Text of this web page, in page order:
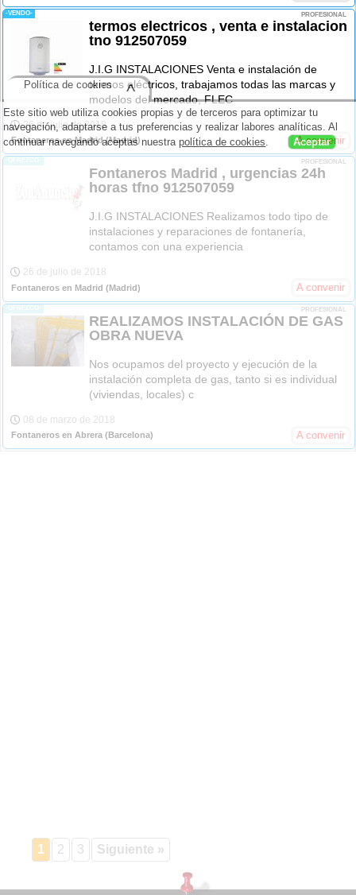
-VENDO- PROFESIONAL
termos electricos , venta e instalacion
tno 912507059
J.I.G INSTALACIONES Venta e instalación de
termos eléctricos, trabajamos todas las marcas y
modelos del mercado, FLEC
26 de julio de 2018
Fontaneros en Madrid(Madrid) A convenir
PROFESIONAL
Fontaneros Madrid , urgencias 24h
horas tfno 912507059
J.I.G INSTALACIONES Realizamos todo tipo de
instalaciones y reparaciones de fontanería,
contamos con una experiencia
26 de julio de 2018
Fontaneros en Madrid (Madrid) A convenir
PROFESIONAL
REALIZAMOS INSTALACIÓN DE GAS
OBRA NUEVA
Nos ocupamos del proyecto y ejecución de la
instalación completa de gas, tanto si es individual
(viviendas, locales) c
08 de marzo de 2018
Fontaneros en Abrera (Barcelona) A convenir
1 2 3 Siguiente »
Este sitio web utiliza cookies propias y de terceros para optimizar tu
navegación, adaptarse a tus preferencias y realizar labores analíticas. Al
continuar navegando aceptas nuestrapolítica de cookies. Aceptar
Política de cookies ^